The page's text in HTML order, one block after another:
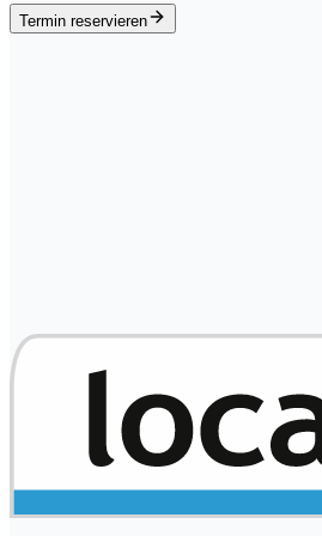
Termin reservieren